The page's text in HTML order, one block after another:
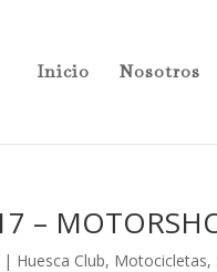
Inicio Nosotros
–
| Huesca Club, Motocicletas,